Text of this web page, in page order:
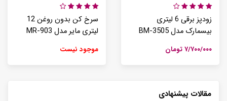
سرخ کن بدون روغن 12
لیتری مایر مدل MR-903
موجود نیست
زودپز برقی 6 لیتری
بیسمارک مدل BM-3505
۷/۷۰۰/۰۰۰ تومان
مقالات پیشنهادی